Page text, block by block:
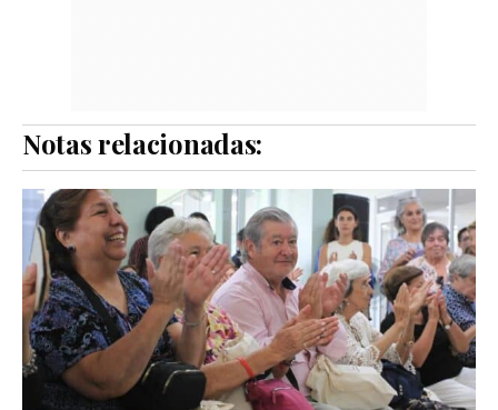
Notas relacionadas: